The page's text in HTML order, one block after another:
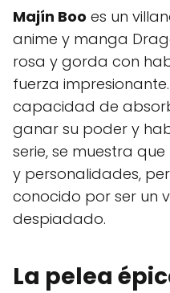
Majín Boo es un
anime y manga
rosa y gorda con
fuerza
capacidad de
ganar su poder y
serie, se muestra
y personalidades,
conocido por ser un
despiadado.
La pelea